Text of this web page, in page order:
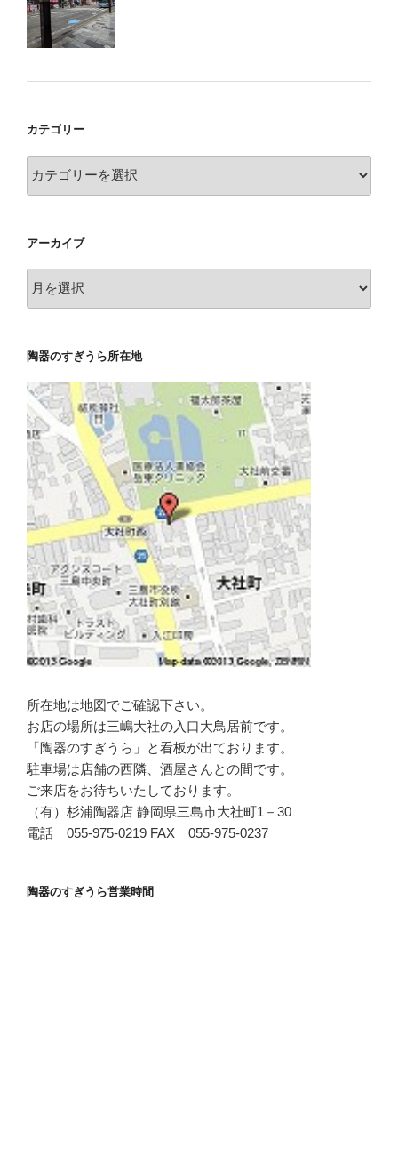
カテゴリー
テ
ー
アーカイブ
ー
ブ
陶器のすぎうら所在地
所在地は地図でご確認下さい。
お店の場所は三嶋大社の入口大鳥居前です。
「陶器のすぎうら」と看板が出ております。
駐車場は店舗の西隣、酒屋さんとの間です。
ご来店をお待ちいたしております。
（有）杉浦陶器店 静岡県三島市大社町1－30
電話 055-975-0219 FAX 055-975-0237
陶器のすぎうら営業時間